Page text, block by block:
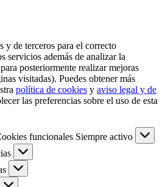
y de terceros para el correcto
servicios además de analizar la
posteriormente realizar mejoras
visitadas). Puedes obtener más
política de cookies y aviso legal y de
las preferencias sobre el uso de esta
funcionales Siempre activo